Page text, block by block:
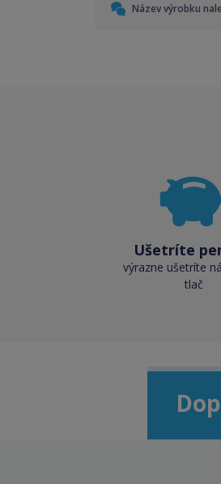
Název výrobku
Ušetríte
výrazne ušetríte
tlač